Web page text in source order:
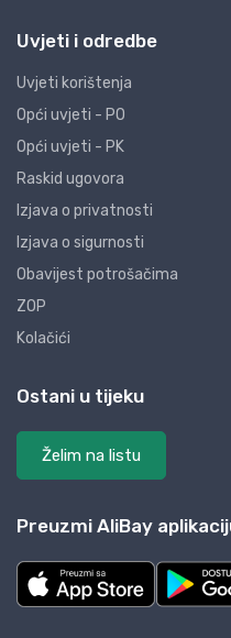
Uvjeti i odredbe
Uvjeti korištenja
Opći uvjeti - PO
Opći uvjeti - PK
Raskid ugovora
Izjava o privatnosti
Izjava o sigurnosti
Obavijest potrošačima
ZOP
Kolačići
Ostani u tijeku
Želim na listu
Preuzmi AliBay